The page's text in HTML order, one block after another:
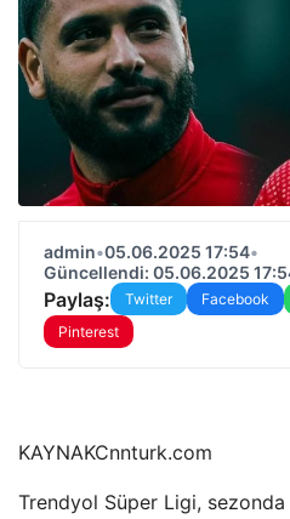
admin•05.06.2025 17:54•
Güncellendi: 05.06.2025
Paylaş: Twitter Facebook
Pinterest
KAYNAKCnnturk.com
Trendyol Süper Ligi,